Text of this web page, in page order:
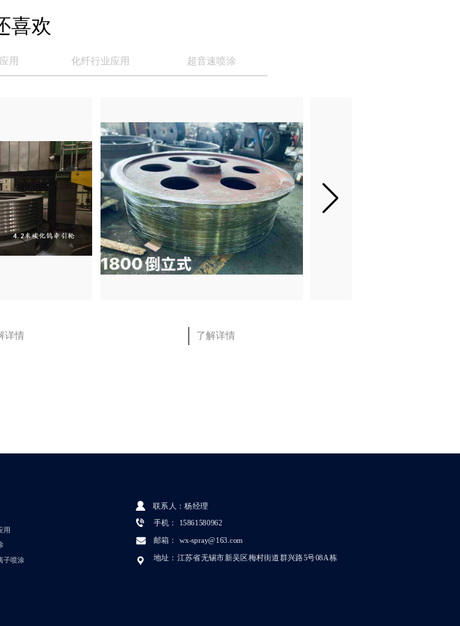
喜欢
用 化纤行业应用 超音速喷涂
详情 了解详情
手机： 15861580962
邮箱： wx-spray@163.com
地址：江苏省无锡市新吴区梅村街道群兴路5号08A栋
联系人：杨经理
用
子喷涂